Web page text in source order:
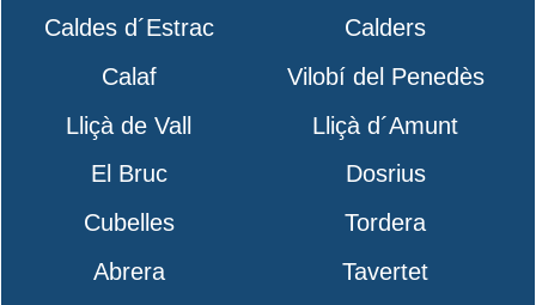
Caldes d´Estrac
Calders
Calaf
Vilobí del Penedès
Lliçà de Vall
Lliçà d´Amunt
El Bruc
Dosrius
Cubelles
Tordera
Abrera
Tavertet